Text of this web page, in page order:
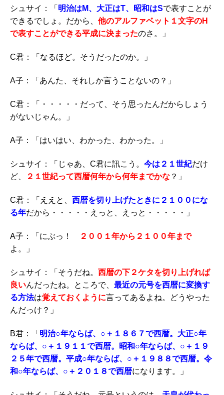
シュサイ：「 明治はM、大正はT、昭和はSで表すことが
できるでしょ。だから、 他のアルファベット１文字のH
で表すことができる平成に決まったのさ。」
C君：「なるほど。そうだったのか。」
A子：「あんた、それしか言うことないの？」
C君：「・・・・・だって、そう思ったんだからしょう
がないじゃん。」
A子：「はいはい、わかった、わかった。」
シュサイ：「じゃあ、C君に訊こう。 今は２１世紀だけ
ど、
２１世紀って西暦何年から何年までかな ？」
C君：「ええと、 西暦を切り上げたときに２１００にな
る年だから・・・・・えっと、えっと・・・・・」
A子：「にぶっ！
２００１年から２１００年まで
よ。」
シュサイ：「そうだね。 西暦の下２ケタを切り上げれば
良いんだったね。ところで、 最近の元号を西暦に変換す
る方法は覚えておくように言ってあるよね。どうやった
んだっけ？」
B君：「 明治○年ならば、○＋１８６７で西暦。大正○年
ならば、○＋１９１１で西暦。昭和○年ならば、○＋１９
２５年で西暦。平成○年ならば、○＋１９８８で西暦。令
和○年ならば、○＋２０１８で西暦になります。」